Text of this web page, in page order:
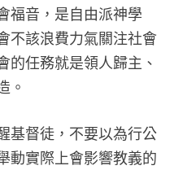
福音，是自由派神學
不該浪費力氣關注社會
的任務就是領人歸主、
。
督徒，不要以為行公
動實際上會影響教義的